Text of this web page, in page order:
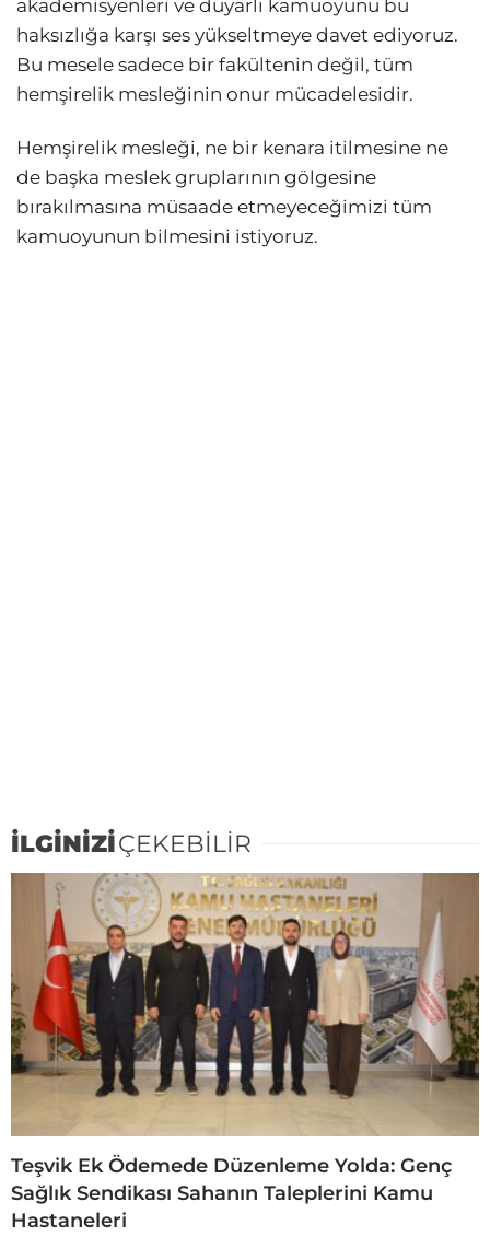
akademisyenleri ve duyarlı kamuoyunu bu
haksızlığa karşı ses yükseltmeye davet ediyoruz.
Bu mesele sadece bir fakültenin değil, tüm
hemşirelik mesleğinin onur mücadelesidir.
Hemşirelik mesleği, ne bir kenara itilmesine ne
de başka meslek gruplarının gölgesine
bırakılmasına müsaade etmeyeceğimizi tüm
kamuoyunun bilmesini istiyoruz.
İLGİNİZİÇEKEBİLİR
Teşvik Ek Ödemede Düzenleme Yolda: Genç
Sağlık Sendikası Sahanın Taleplerini Kamu
Hastaneleri